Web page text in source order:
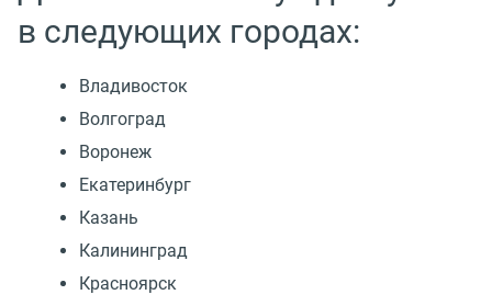
в следующих городах:
Владивосток
Волгоград
Воронеж
Екатеринбург
Казань
Калининград
Красноярск